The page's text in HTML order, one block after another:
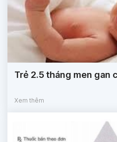
Trẻ 2.5 tháng men gan
Xem thêm